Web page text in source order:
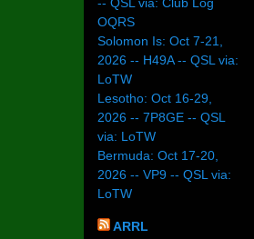
-- QSL via: Club Log
OQRS
Solomon Is: Oct 7-21,
2026 -- H49A -- QSL via:
LoTW
Lesotho: Oct 16-29,
2026 -- 7P8GE -- QSL
via: LoTW
Bermuda: Oct 17-20,
2026 -- VP9 -- QSL via:
LoTW
ARRL